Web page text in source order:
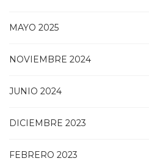
MAYO 2025
NOVIEMBRE 2024
JUNIO 2024
DICIEMBRE 2023
FEBRERO 2023